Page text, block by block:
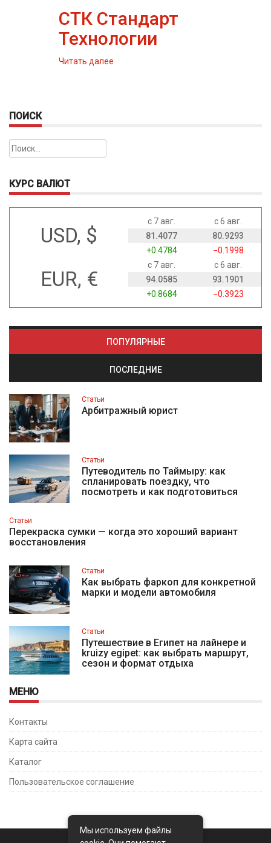
СТК Стандарт
Технологии
Читать далее
ПОИСК
Найти:
КУРС ВАЛЮТ
USD, $
с 7 авг.
с 6 авг.
81.4077
80.9293
+0.4784
−0.1998
EUR, €
с 7 авг.
с 6 авг.
94.0585
93.1901
+0.8684
−0.3923
ПОПУЛЯРНЫЕ
ПОСЛЕДНИЕ
Статьи
Арбитражный юрист
Статьи
Путеводитель по Таймыру: как
спланировать поездку, что
посмотреть и как подготовиться
Статьи
Перекраска сумки — когда это хороший вариант
восстановления
Статьи
Как выбрать фаркоп для конкретной
марки и модели автомобиля
Статьи
Путешествие в Египет на лайнере и
kruizy egipet: как выбрать маршрут,
сезон и формат отдыха
МЕНЮ
Контакты
Карта сайта
Каталог
Пользовательское соглашение
Мы используем файлы